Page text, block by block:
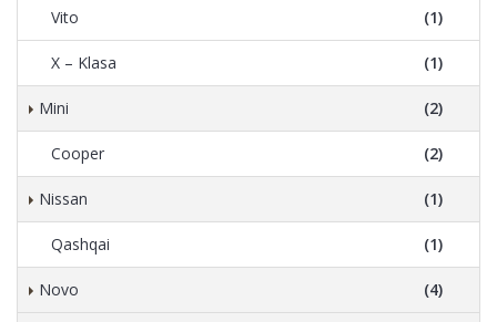
Vito (1)
X – Klasa (1)
Mini (2)
Cooper (2)
Nissan (1)
Qashqai (1)
Novo (4)